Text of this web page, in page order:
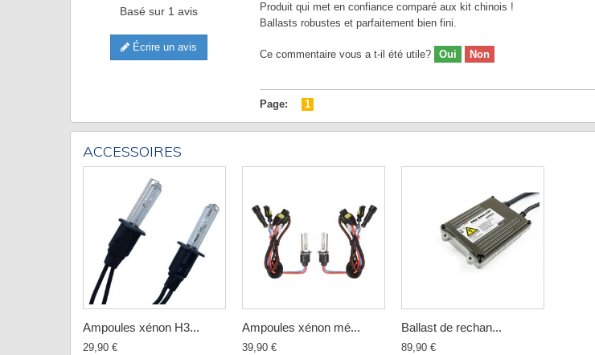
Basé sur 1 avis
Écrire un avis
Produit qui met en confiance comparé aux kit chinois !
Ballasts robustes et parfaitement bien fini.
Ce commentaire vous a t-il été utile? Oui Non
Page: 1
ACCESSOIRES
Ampoules xénon H3...
29,90 €
Ampoules xénon mé...
39,90 €
Ballast de rechan...
89,90 €